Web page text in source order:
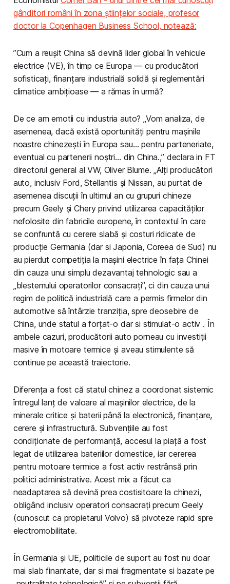
gânditori români în zona științelor sociale, profesor
doctor la Copenhagen Business School, notează:
”Cum a reușit China să devină lider global în vehicule
electrice (VE), în timp ce Europa — cu producători
sofisticați, finanțare industrială solidă și reglementări
climatice ambițioase — a rămas în urmă?
De ce am emotii cu industria auto? „Vom analiza, de
asemenea, dacă există oportunități pentru mașinile
noastre chinezești în Europa sau… pentru parteneriate,
eventual cu partenerii noștri… din China.,” declara in FT
directorul general al VW, Oliver Blume. „Alți producători
auto, inclusiv Ford, Stellantis și Nissan, au purtat de
asemenea discuții în ultimul an cu grupuri chineze
precum Geely și Chery privind utilizarea capacităților
nefolosite din fabricile europene, în contextul în care
se confruntă cu cerere slabă și costuri ridicate de
producție Germania (dar si Japonia, Coreea de Sud) nu
au pierdut competiția la mașini electrice în fața Chinei
din cauza unui simplu dezavantaj tehnologic sau a
„blestemului operatorilor consacrați”, ci din cauza unui
regim de politică industrială care a permis firmelor din
automotive să întârzie tranziția, spre deosebire de
China, unde statul a forțat-o dar si stimulat-o activ . În
ambele cazuri, producătorii auto porneau cu investiții
masive în motoare termice și aveau stimulente să
continue pe această traiectorie.
Diferența a fost că statul chinez a coordonat sistemic
întregul lanț de valoare al mașinilor electrice, de la
minerale critice și baterii până la electronică, finanțare,
cerere și infrastructură. Subvențiile au fost
condiționate de performanță, accesul la piață a fost
legat de utilizarea bateriilor domestice, iar cererea
pentru motoare termice a fost activ restrânsă prin
politici administrative. Acest mix a făcut ca
neadaptarea să devină prea costisitoare la chinezi,
obligând inclusiv operatori consacrați precum Geely
(cunoscut ca propietarul Volvo) să pivoteze rapid spre
electromobilitate.
În Germania și UE, politicile de suport au fost nu doar
mai slab finantate, dar si mai fragmentate si bazate pe